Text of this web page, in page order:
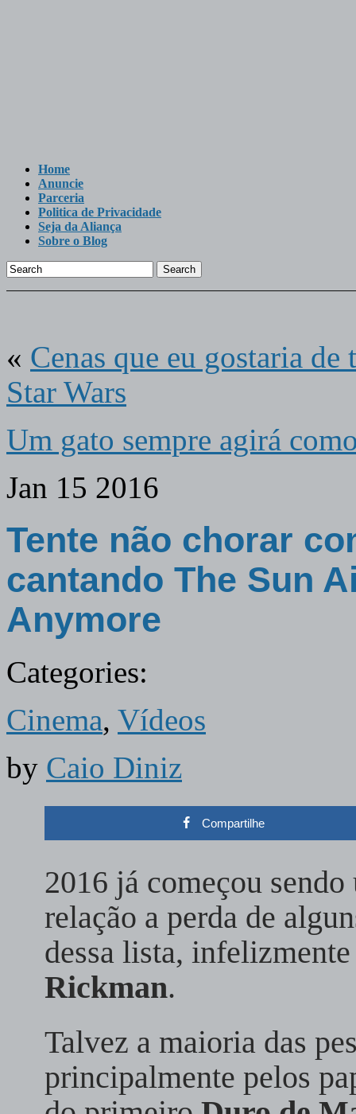
Home
Anuncie
Parceria
Politica de Privacidade
Seja da Aliança
Sobre o Blog
Search
« Cenas que eu gostaria
Star Wars
Um gato sempre agirá
Jan 15 2016
Tente não chorar
cantando The Sun
Anymore
Categories:
Cinema, Vídeos
by Caio Diniz
Compartilhe
2016 já começou
relação a perda de
dessa lista,
Rickman.
Talvez a maioria das
principalmente pelos